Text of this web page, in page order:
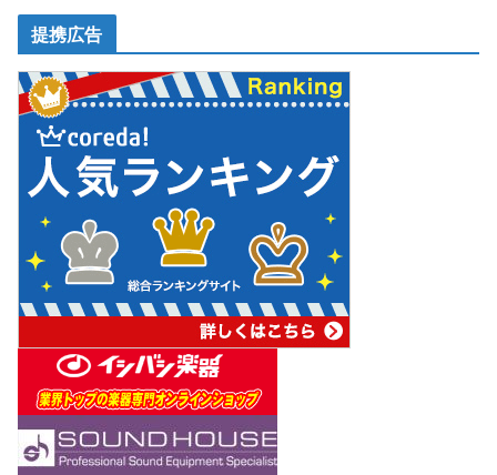
提携広告